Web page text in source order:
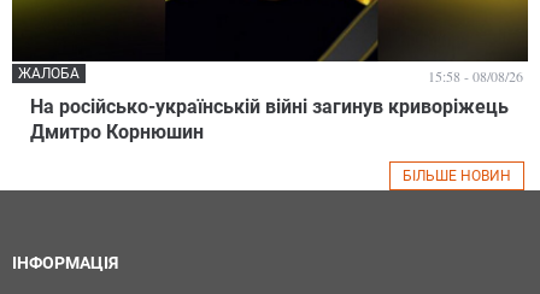
На російсько-українській війні загинув криворіжець
Дмитро Корнюшин
ЖАЛОБА 15:58 - 08/08/26
БІЛЬШЕ НОВИН
ІНФОРМАЦІЯ